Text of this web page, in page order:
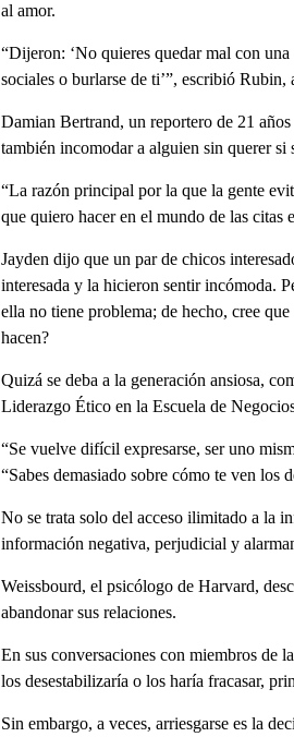
al amor.
“Dijeron: ‘No quieres quedar mal con
sociales o burlarse de ti’”, escribió
Damian Bertrand, un reportero de 21
también incomodar a alguien sin querer si
“La razón principal por la que la gente
que quiero hacer en el mundo de las
Jayden dijo que un par de chicos
interesada y la hicieron sentir incómoda.
ella no tiene problema; de hecho, cree
hacen?
Quizá se deba a la generación ansiosa,
Liderazgo Ético en la Escuela de
“Se vuelve difícil expresarse, ser uno
“Sabes demasiado sobre cómo te ven los
No se trata solo del acceso ilimitado a la
información negativa, perjudicial y
Weissbourd, el psicólogo de Harvard,
abandonar sus relaciones.
En sus conversaciones con miembros de
los desestabilizaría o los haría fracasar,
Sin embargo, a veces, arriesgarse es la